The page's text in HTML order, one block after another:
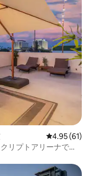
レビュー61
4.95 (61)
リプトアリーナでタ